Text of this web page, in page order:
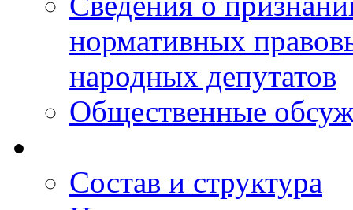
нормативных
народных депутатов
Общественные
Состав и структура